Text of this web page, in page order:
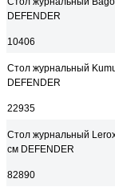
DEFENDER
10406
Стол журнальный
DEFENDER
22935
Стол журнальный
см DEFENDER
82890